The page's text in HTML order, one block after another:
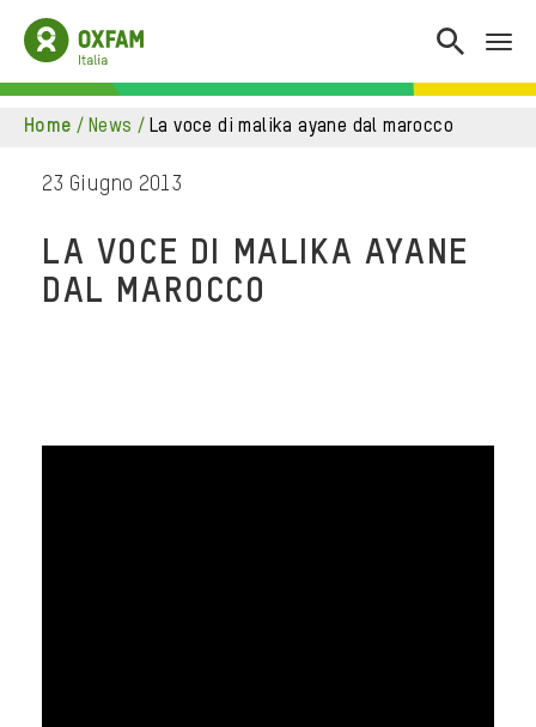
home / news / la voce di malika ayane dal marocco
23 Giugno 2013
LA VOCE DI MALIKA AYANE
DAL MAROCCO